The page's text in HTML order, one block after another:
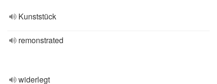
Kunststück
remonstrated
widerlegt